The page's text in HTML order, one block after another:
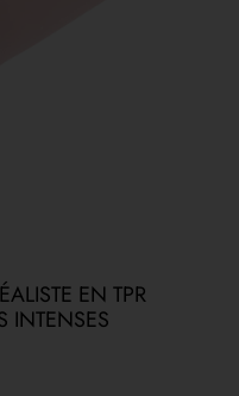
EN TPR
INTENSES